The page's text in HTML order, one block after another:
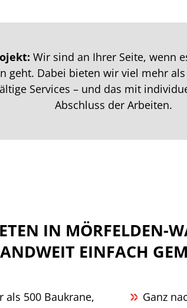
Wir sind an Ihrer Seite, wenn
geht. Dabei bieten wir viel mehr
Services – und das mit
Abschluss der Arbeiten.
IN MÖRFELDEN-
EINFACH
als 500 Baukrane,
Ganz